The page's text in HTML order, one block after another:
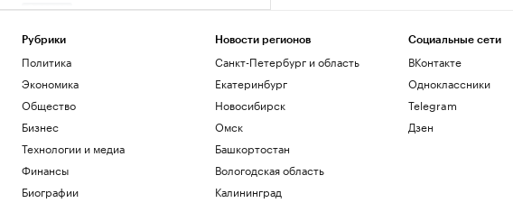
РАДИО
Мадьяр ответил на вопрос, останется
ли «Росатом» подрядчиком на
Росфинмониторинг рассказал, как
помог выявить криптомошенников в
Москве
Политика
Рубрики
Политика
Экономика
Общество
Бизнес
Технологии и медиа
Финансы
Биографии
Новости регионов
Санкт-Петербург и область
Екатеринбург
Новосибирск
Омск
Башкортостан
Вологодская область
Калининград
Социальные сети
ВКонтакте
Одноклассники
Telegram
Дзен